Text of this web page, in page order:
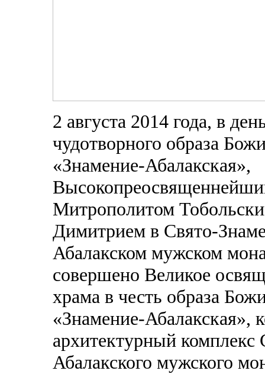
2 августа 2014 года, в
чудотворного образа
«Знамение-Абалакская»,
Митрополитом
Димитрием в Свято-
Абалакском мужском
совершено Великое
храма в честь образа
«Знамение-Абалакская»,
архитектурный комплекс
Абалакского мужского